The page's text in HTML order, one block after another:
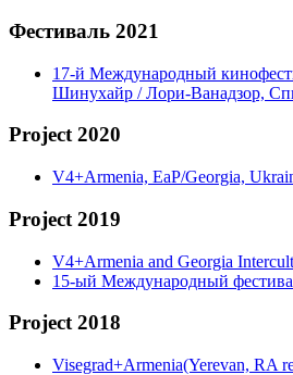
Фестиваль 2021
17-й Международный
Шинухайр / Лори-Ванадзор,
Project 2020
V4+Armenia, EaP/Georgia,
Project 2019
V4+Armenia and Georgia
15-ый Международный
Project 2018
Visegrad+Armenia(Yerevan, RA